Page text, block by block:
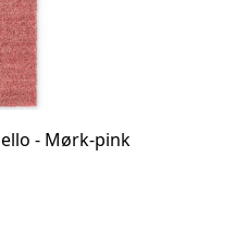
- Mørk-pink